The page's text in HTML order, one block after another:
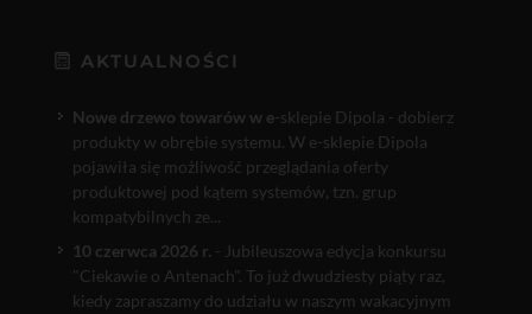
AKTUALNOŚCI
Nowe drzewo towarów w e-sklepie Dipola - dobierz
produkty w obrębie systemu. W e-sklepie Dipola
pojawiła się możliwość przeglądania oferty
produktowej pod kątem systemów, tzn. grup
kompatybilnych ze...
10 czerwca 2026 r. - Jubileuszowa edycja konkursu
"Ciekawie o Antenach". To już dwudziesty piąty raz,
kiedy zapraszamy do udziału w naszym wakacyjnym